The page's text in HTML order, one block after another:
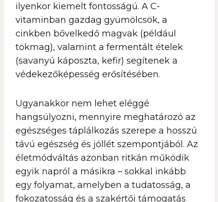
ilyenkor kiemelt fontosságú. A C-
vitaminban gazdag gyümölcsök, a
cinkben bővelkedő magvak (például
tökmag), valamint a fermentált ételek
(savanyú káposzta, kefir) segítenek a
védekezőképesség erősítésében.
Ugyanakkor nem lehet eléggé
hangsúlyozni, mennyire meghatározó az
egészséges táplálkozás szerepe a hosszú
távú egészség és jóllét szempontjából. Az
életmódváltás azonban ritkán működik
egyik napról a másikra – sokkal inkább
egy folyamat, amelyben a tudatosság, a
fokozatosság és a szakértői támogatás